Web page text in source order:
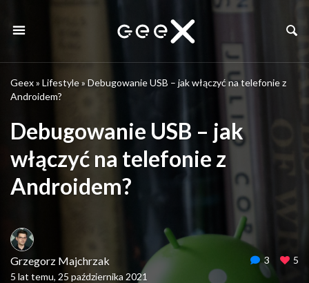
Geex» Lifestyle» Debugowanie USB – jak włączyć na telefonie z
Androidem?
Debugowanie USB – jak
włączyć na telefonie z
Androidem?
Grzegorz Majchrzak
5 lat temu, 25 października 2021
3 5